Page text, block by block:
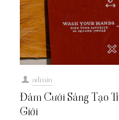
admin
Đám Cưới Sáng Tạo
Giới